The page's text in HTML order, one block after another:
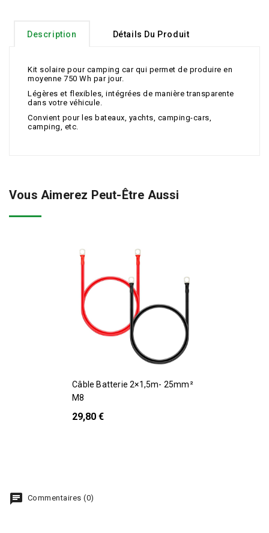
Description Détails Du Produit
Kit solaire pour camping car qui permet de produire en
moyenne 750 Wh par jour.
Légères et flexibles, intégrées de manière transparente
dans votre véhicule.
Convient pour les bateaux, yachts, camping-cars,
camping, etc.
Vous Aimerez Peut-Être Aussi
Câble Batterie 2×1,5m- 25mm²
M8
29,80 €
chat Commentaires (0)